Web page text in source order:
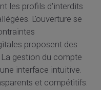
les profils d'interdits
L'ouverture se
proposent des
gestion du compte
interface intuitive.
et compétitifs.